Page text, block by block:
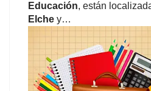
Educación, están
Elche y…